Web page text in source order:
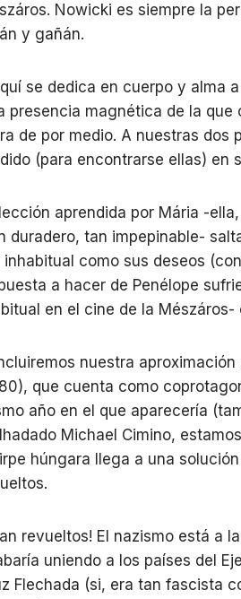
Nowicki es siempre la
y gañán.
se dedica en cuerpo y alma
presencia magnética de la
de por medio. A nuestras dos
(para encontrarse ellas) en
aprendida por Mária -
duradero, tan impepinable-
inhabitual como sus deseos
a hacer de Penélope
en el cine de la Mészáros-
nuestra
que cuenta como
año en el que aparecería
Michael Cimino,
húngara llega a una
revueltos! El nazismo está a
uniendo a los países del
Flechada (si, era tan fascista